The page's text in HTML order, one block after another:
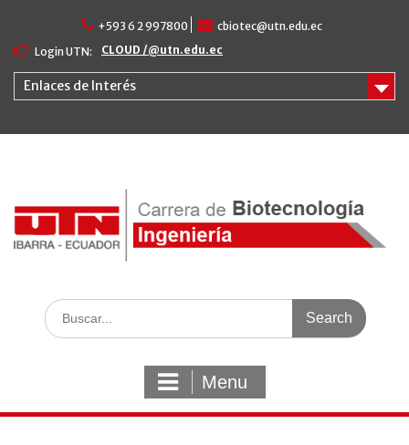
content
+593 6 2 997800
cbiotec@utn.edu.ec
Login UTN:
CLOUD /@utn.edu.ec
Enlaces de Interés
Search
for:
Menu